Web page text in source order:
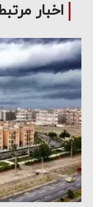
اخبار